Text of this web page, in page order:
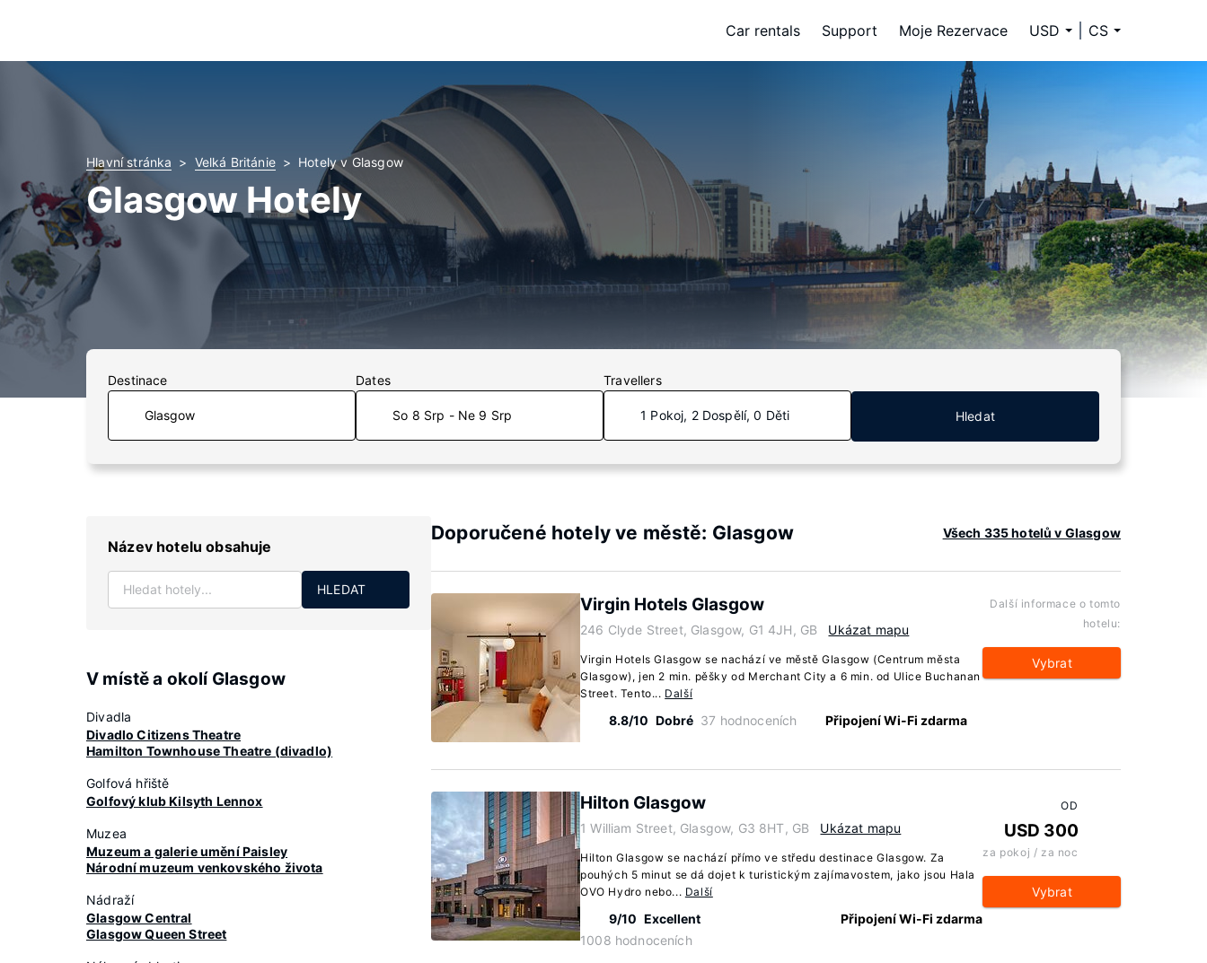
Car rentals Support Moje Rezervace USD CS
Hlavní stránka Velká Británie Hotely v Glasgow
Glasgow Hotely
Destinace Dates
So 8 Srp - Ne 9 Srp
Travellers
1 Pokoj, 2 Dospělí, 0 Děti Hledat
Název hotelu obsahuje
HLEDAT
V místě a okolí Glasgow
Divadla
Divadlo Citizens Theatre
Hamilton Townhouse Theatre (divadlo)
Golfová hřiště
Golfový klub Kilsyth Lennox
Muzea
Muzeum a galerie umění Paisley
Národní muzeum venkovského života
Nádraží
Glasgow Central
Glasgow Queen Street
Doporučené hotely ve městě: Glasgow Všech 335 hotelů v Glasgow
Virgin Hotels Glasgow
246 Clyde Street, Glasgow, G1 4JH, GB Ukázat mapu
Virgin Hotels Glasgow se nachází ve městě Glasgow (Centrum města
Glasgow), jen 2 min. pěšky od Merchant City a 6 min. od Ulice Buchanan
Street. Tento... Další
8.8/10 Dobré 37 hodnoceních Připojení Wi-Fi zdarma
Další informace o tomto
hotelu:
Vybrat
Hilton Glasgow
1 William Street, Glasgow, G3 8HT, GB Ukázat mapu
Hilton Glasgow se nachází přímo ve středu destinace Glasgow. Za
pouhých 5 minut se dá dojet k turistickým zajímavostem, jako jsou Hala
OVO Hydro nebo... Další
9/10 Excellent
1008 hodnoceních
Připojení Wi-Fi zdarma
OD
USD 300
za pokoj / za noc
Vybrat